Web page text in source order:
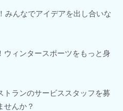
みんなでアイデアを出し合いな
ウィンタースポーツをもっと身
トランのサービススタッフを募
せんか？